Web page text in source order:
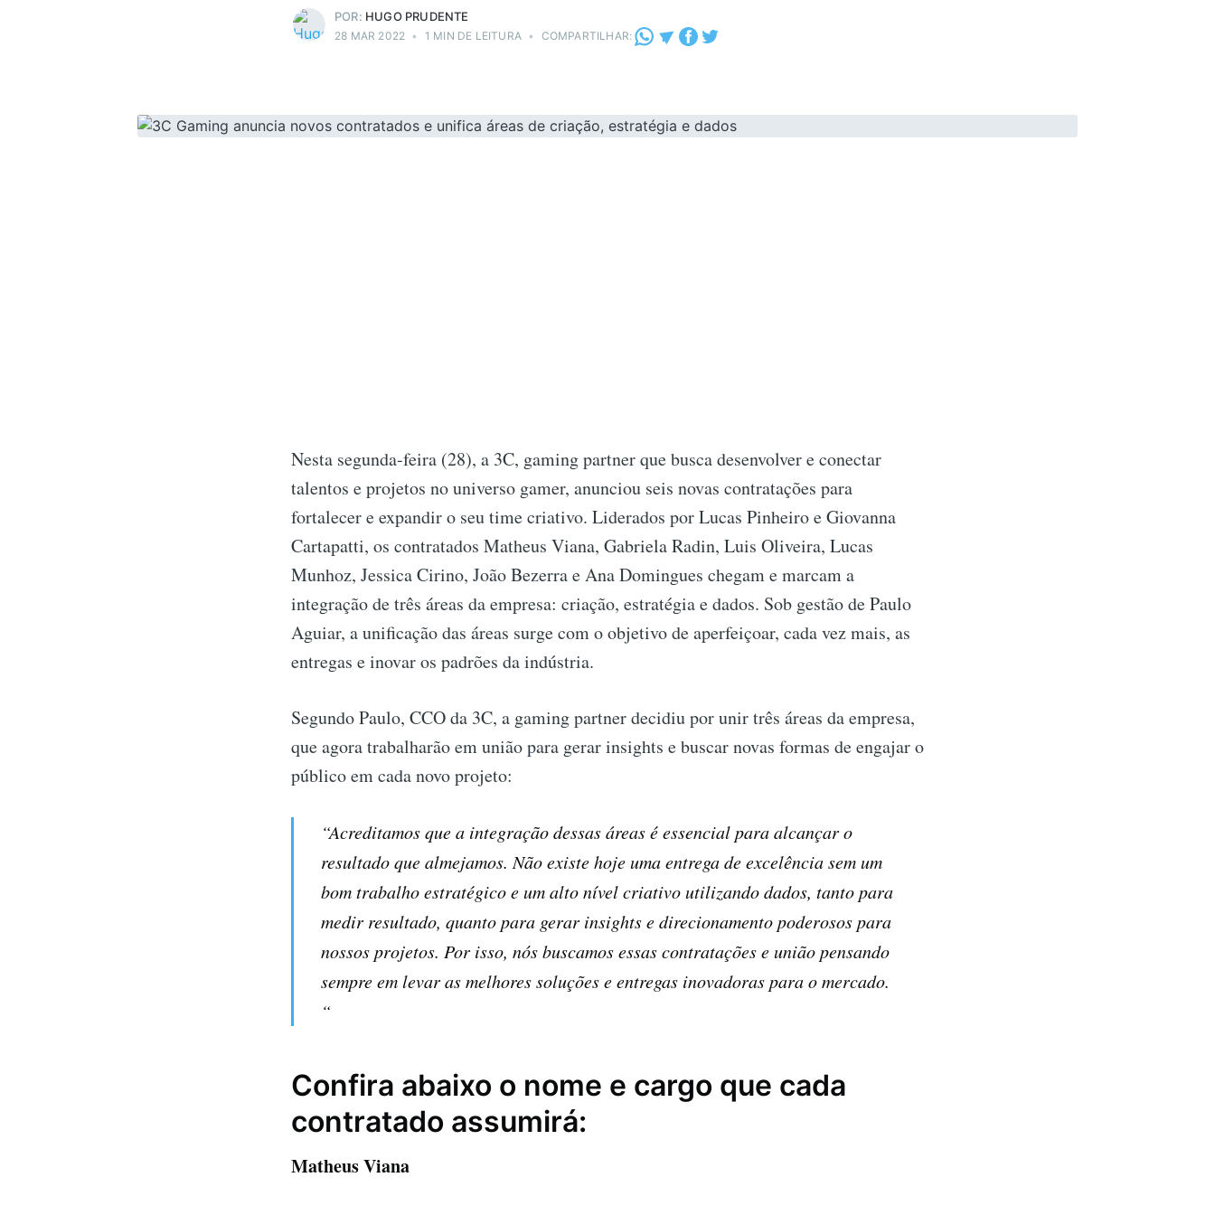
POR: HUGO PRUDENTE
28 MAR 2022 • 1 MIN DE LEITURA • COMPARTILHAR:
Nesta segunda-feira (28), a 3C, gaming partner que busca desenvolver e conectar
talentos e projetos no universo gamer, anunciou seis novas contratações para
fortalecer e expandir o seu time criativo. Liderados por Lucas Pinheiro e Giovanna
Cartapatti, os contratados Matheus Viana, Gabriela Radin, Luis Oliveira, Lucas
Munhoz, Jessica Cirino, João Bezerra e Ana Domingues chegam e marcam a
integração de três áreas da empresa: criação, estratégia e dados. Sob gestão de Paulo
Aguiar, a unificação das áreas surge com o objetivo de aperfeiçoar, cada vez mais, as
entregas e inovar os padrões da indústria.
Segundo Paulo, CCO da 3C, a gaming partner decidiu por unir três áreas da empresa,
que agora trabalharão em união para gerar insights e buscar novas formas de engajar o
público em cada novo projeto:
“Acreditamos que a integração dessas áreas é essencial para alcançar o
resultado que almejamos. Não existe hoje uma entrega de excelência sem um
bom trabalho estratégico e um alto nível criativo utilizando dados, tanto para
medir resultado, quanto para gerar insights e direcionamento poderosos para
nossos projetos. Por isso, nós buscamos essas contratações e união pensando
sempre em levar as melhores soluções e entregas inovadoras para o mercado.
“
Confira abaixo o nome e cargo que cada
contratado assumirá:
Matheus Viana